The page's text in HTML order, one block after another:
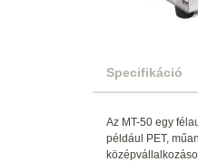
Specifikáció
Az MT-50 egy
például PET,